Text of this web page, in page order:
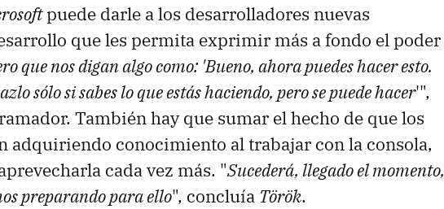
puede darle a los desarrolladores nuevas
que les permita exprimir más a fondo el poder
que nos digan algo como: 'Bueno, ahora puedes hacer esto.
sólo si sabes lo que estás haciendo, pero se puede hacer'",
También hay que sumar el hecho de que los
adquiriendo conocimiento al trabajar con la consola,
cada vez más. "Sucederá, llegado el momento,
preparando para ello", concluía Török.